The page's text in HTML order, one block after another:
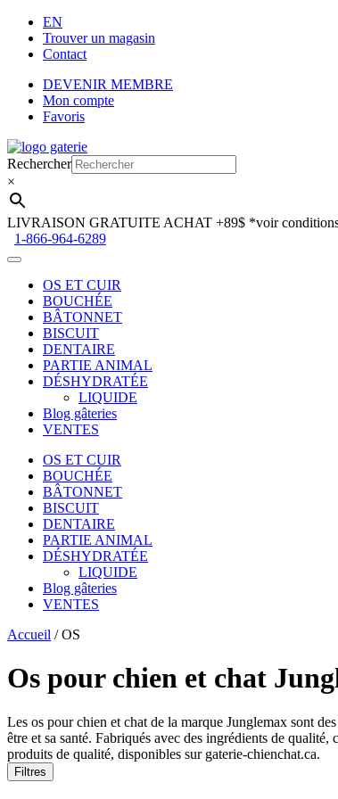
EN
Trouver un magasin
Contact
DEVENIR MEMBRE
Mon compte
Favoris
Aller
à
la
navigation
Aller
au
contenu
Rechercher
×
LIVRAISON GRATUITE ACHAT +89$ *voir
1-866-964-6289
OS ET CUIR
BOUCHÉE
BÂTONNET
BISCUIT
DENTAIRE
PARTIE ANIMAL
DÉSHYDRATÉE
LIQUIDE
Blog gâteries
VENTES
OS ET CUIR
BOUCHÉE
BÂTONNET
BISCUIT
DENTAIRE
PARTIE ANIMAL
DÉSHYDRATÉE
LIQUIDE
Blog gâteries
VENTES
Accueil /OS
Os pour chien et chat
Les os pour chien et chat de la marque Junglemax sont
être et sa santé. Fabriqués avec des ingrédients de
produits de qualité, disponibles sur gaterie-chienchat.ca.
Filtres